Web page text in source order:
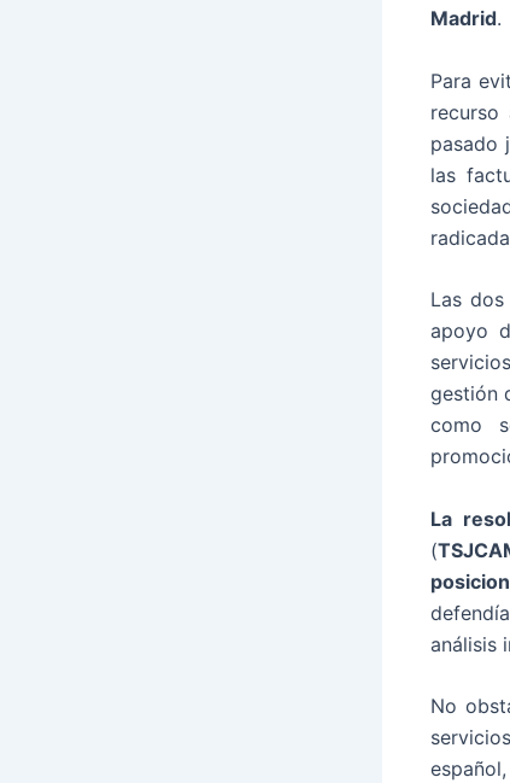
Madrid.
Para
pasado
las
Las
apoyo
gestión
como
La
(
análisis
No